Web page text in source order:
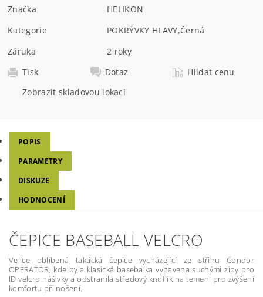
Značka
HELIKON
Kategorie
POKRÝVKY HLAVY,Černá
Záruka
2 roky
Tisk
Dotaz
Hlídat cenu
Zobrazit skladovou lokaci
POPIS
PARAMETRY
DISKUZE
HODNOCENÍ
ČEPICE BASEBALL VELCRO
Velice oblíbená taktická čepice vycházející ze střihu Condor
OPERATOR, kde byla klasická basebalka vybavena suchými zipy pro
ID velcro nášivky a odstranila středový knoflík na temeni pro zvýšení
komfortu při nošení.